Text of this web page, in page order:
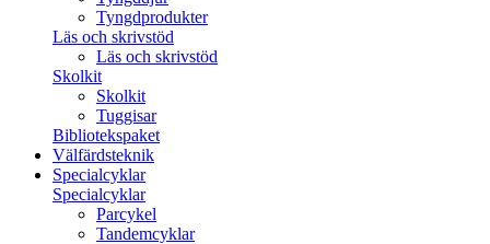
Tyngdprodukter
Läs och skrivstöd
Läs och skrivstöd
Skolkit
Skolkit
Tuggisar
Bibliotekspaket
Välfärdsteknik
Specialcyklar
Specialcyklar
Parcykel
Tandemcyklar